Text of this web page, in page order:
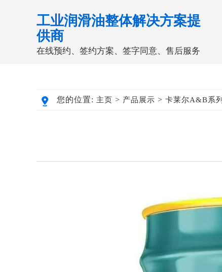
工业润滑油整体解决方案提
供商
在线预约、签约方案、签字同意、售后服务
您的位置: 主页 > 产品展示 > 卡莱尔A&B系列